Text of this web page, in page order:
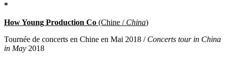
*
How Young Production Co (Chine / China)
Tournée de concerts en Chine en Mai 2018 / Concerts tour in China
in May 2018